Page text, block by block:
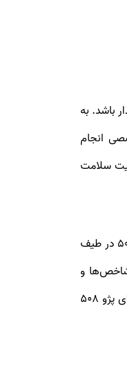
و خش‌های رنگ و حتی آثار صافکاری بدون رنگ، می‌تواند بر قیمت نهایی خودروی پژو 508 تاثیرگذار باشد. به
انجام
سلامت
پس از بررسی اطلاعات دیاگ و وضعیت بدنه خودروهایپژو 508، در نهایت کارشناس خودرو الوچک اصالت آپشن‌های این اتومبیل‌ها را مورد بررسی قرار می‌دهند؛ زیرا پژو 508 در طیف
در قیمت‌گذاری خودروهای پژو 508 است. بر اساس شاخص‌ها و
معیارهای قیمت‌گذاری در بازار، امکانات و تجهیزاتی که به صورت دستی بر روی خودروها نصب شده‌اند، فاقد ارزش مادی هستند و معمولا در پروسه قیمت‌گذاری خودروهای پژو 508